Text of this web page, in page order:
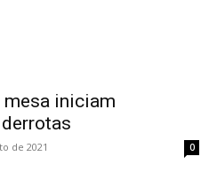
mesa iniciam
de 2021 0